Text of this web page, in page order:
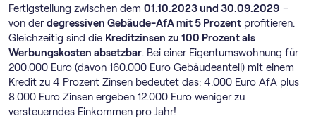
Fertigstellung zwischen dem 01.10.2023 und 30.09.2029 –
von derdegressiven Gebäude-AfA mit 5 Prozent profitieren.
Gleichzeitig sind die Kreditzinsen zu 100 Prozent als
Werbungskosten absetzbar. Bei einer Eigentumswohnung für
200.000 Euro (davon 160.000 Euro Gebäudeanteil) mit einem
Kredit zu 4 Prozent Zinsen bedeutet das: 4.000 Euro AfA plus
8.000 Euro Zinsen ergeben 12.000 Euro weniger zu
versteuerndes Einkommen pro Jahr!